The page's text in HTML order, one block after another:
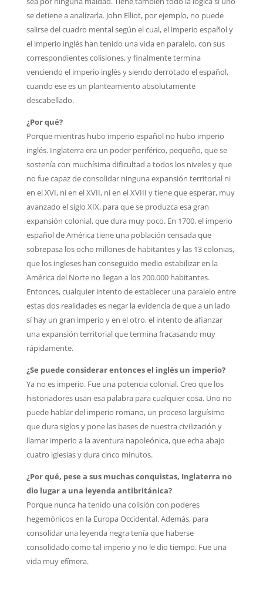
se detiene a analizarla. John Elliot, por ejemplo, no puede
salirse del cuadro mental según el cual, el imperio español y
el imperio inglés han tenido una vida en paralelo, con sus
correspondientes colisiones, y finalmente termina
venciendo el imperio inglés y siendo derrotado el español,
cuando ese es un planteamiento absolutamente
descabellado.
¿Por qué?
Porque mientras hubo imperio español no hubo imperio
inglés. Inglaterra era un poder periférico, pequeño, que se
sostenía con muchísima dificultad a todos los niveles y que
no fue capaz de consolidar ninguna expansión territorial ni
en el XVI, ni en el XVII, ni en el XVIII y tiene que esperar, muy
avanzado el siglo XIX, para que se produzca esa gran
expansión colonial, que dura muy poco. En 1700, el imperio
español de América tiene una población censada que
sobrepasa los ocho millones de habitantes y las 13 colonias,
que los ingleses han conseguido medio estabilizar en la
América del Norte no llegan a los 200.000 habitantes.
Entonces, cualquier intento de establecer una paralelo entre
estas dos realidades es negar la evidencia de que a un lado
sí hay un gran imperio y en el otro, el intento de afianzar
una expansión territorial que termina fracasando muy
rápidamente.
¿Se puede considerar entonces el inglés un imperio?
Ya no es imperio. Fue una potencia colonial. Creo que los
historiadores usan esa palabra para cualquier cosa. Uno no
puede hablar del imperio romano, un proceso larguísimo
que dura siglos y pone las bases de nuestra civilización y
llamar imperio a la aventura napoleónica, que echa abajo
cuatro iglesias y dura cinco minutos.
¿Por qué, pese a sus muchas conquistas, Inglaterra no
dio lugar a una leyenda antibritánica?
Porque nunca ha tenido una colisión con poderes
hegemónicos en la Europa Occidental. Además, para
consolidar una leyenda negra tenía que haberse
consolidado como tal imperio y no le dio tiempo. Fue una
vida muy efímera.